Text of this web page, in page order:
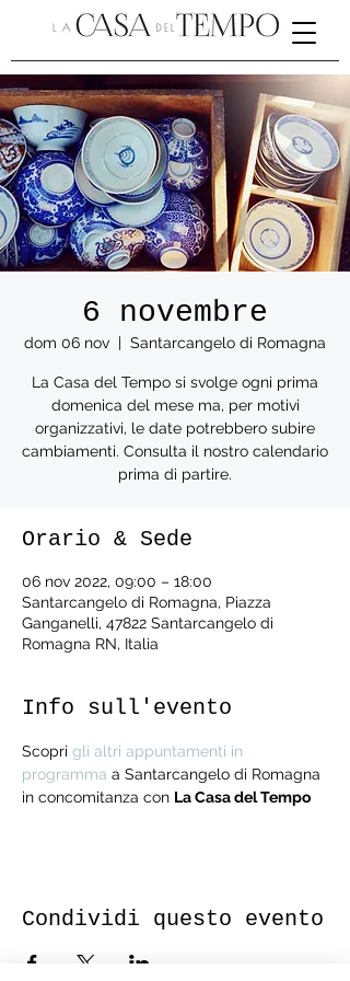
6 novembre
dom 06 nov
  |
Santarcangelo di Romagna
La Casa del Tempo si svolge ogni prima
domenica del mese ma, per motivi
organizzativi, le date potrebbero subire
cambiamenti. Consulta il nostro calendario
prima di partire.
Orario & Sede
06 nov 2022, 09:00 – 18:00
Santarcangelo di Romagna, Piazza
Ganganelli, 47822 Santarcangelo di
Romagna RN, Italia
Info sull'evento
Scopri gli altri appuntamenti in
programma a Santarcangelo di Romagna
in concomitanza con La Casa del Tempo
Condividi questo evento